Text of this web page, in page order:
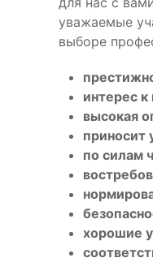
уважаемые
выборе
интерес
высокая
приносит
по силам
хорошие